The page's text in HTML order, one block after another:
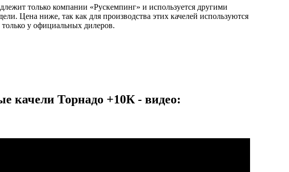
только компании «Рускемпинг» и используется другими
Цена ниже, так как для производства этих качелей используются
у официальных дилеров.
качели Торнадо +10К - видео: